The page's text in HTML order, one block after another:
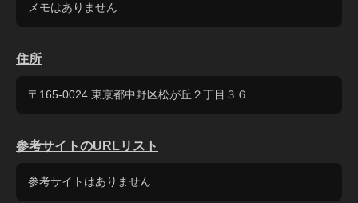
メモはありません
住所
〒165-0024 東京都中野区松が丘２丁目３６
参考サイトのURLリスト
参考サイトはありません